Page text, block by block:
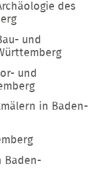
des
und
und
in Baden-
Baden-